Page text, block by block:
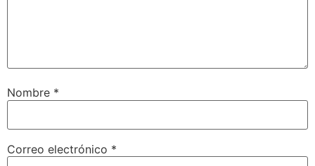
Nombre *
Correo electrónico *